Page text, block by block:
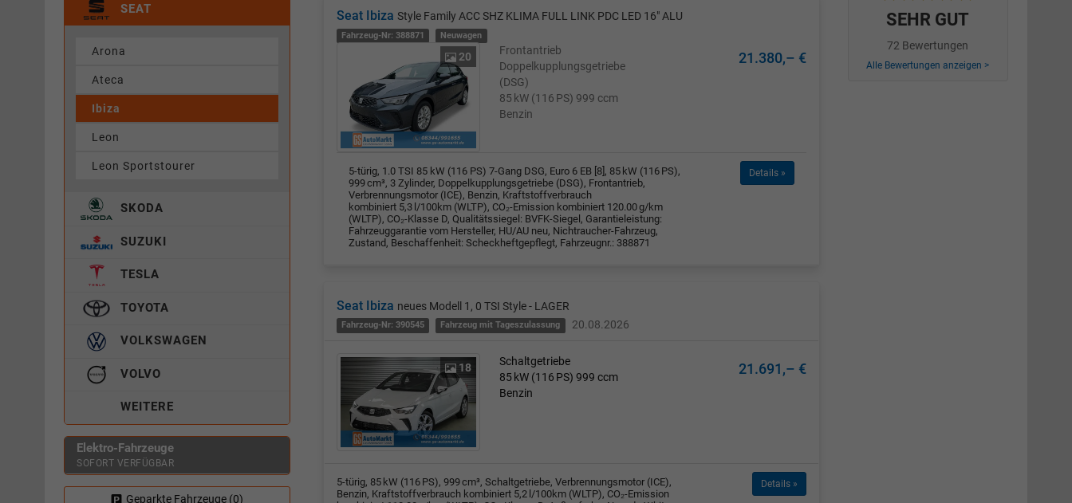
Seat Ibiza Style Family ACC SHZ KLIMA FULL LINK PDC LED 16" ALU
Fahrzeug-Nr: 388871 Neuwagen
20
Frontantrieb
Doppelkupplungsgetriebe
(DSG)
85 kW (116 PS) 999 ccm
Benzin
21.380,– €
5-türig, 1.0 TSI 85 kW (116 PS) 7-Gang DSG, Euro 6 EB [8], 85 kW (116 PS),
999 cm³, 3 Zylinder, Doppelkupplungsgetriebe (DSG), Frontantrieb,
Verbrennungsmotor (ICE), Benzin, Kraftstoffverbrauch
kombiniert 5,3 l/100km (WLTP), CO₂-Emission kombiniert 120.00 g/km
(WLTP), CO₂-Klasse D, Qualitätssiegel: BVFK-Siegel, Garantieleistung:
Fahrzeuggarantie vom Hersteller, HU/AU neu, Nichtraucher-Fahrzeug,
Zustand, Beschaffenheit: Scheckheftgepflegt, Fahrzeugnr.: 388871
Details »
Seat Ibiza neues Modell 1, 0 TSI Style - LAGER
Fahrzeug-Nr: 390545 Fahrzeug mit Tageszulassung 20.08.2026
18
Schaltgetriebe
85 kW (116 PS) 999 ccm
Benzin
21.691,– €
5-türig, 85 kW (116 PS), 999 cm³, Schaltgetriebe, Verbrennungsmotor (ICE),
Benzin, Kraftstoffverbrauch kombiniert 5,2 l/100km (WLTP), CO₂-Emission
Details »
SEAT
Arona
Ateca
Ibiza
Leon
Leon Sportstourer
SKODA
SUZUKI
TESLA
TOYOTA
VOLKSWAGEN
VOLVO
WEITERE
Elektro-Fahrzeuge
SOFORT VERFÜGBAR
Geparkte Fahrzeuge (0)
SEHR GUT
72 Bewertungen
Alle Bewertungen anzeigen >